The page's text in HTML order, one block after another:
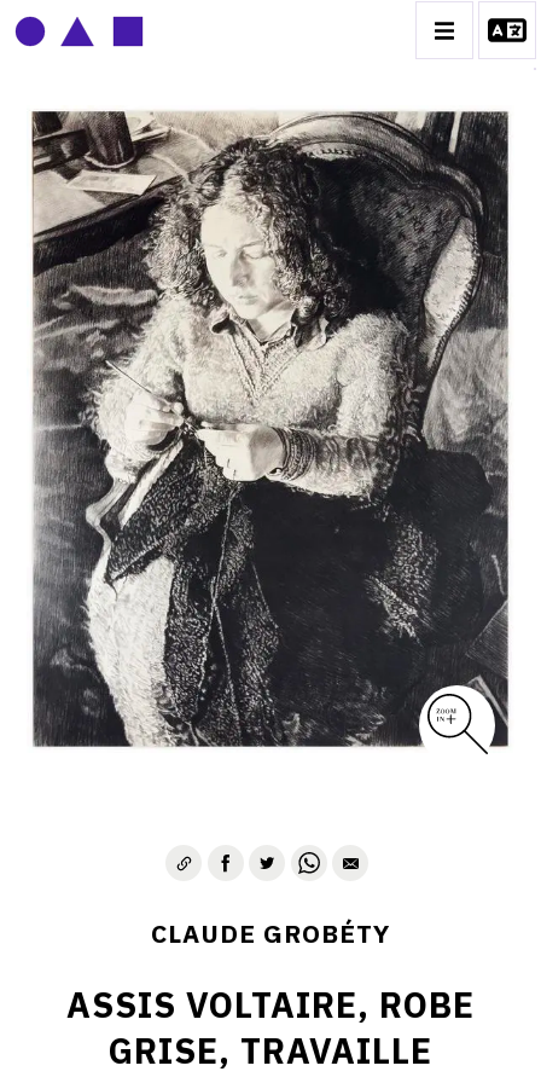
CLAUDE GROBÉTY
BIOGRAPHIE
CATALOGUE DES OEUVRES
CONTACT
CLAUDE GROBÉTY
ASSIS VOLTAIRE, ROBE
GRISE, TRAVAILLE